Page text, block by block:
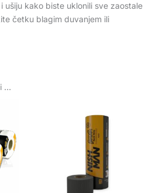
ušiju kako biste uklonili sve zaostale
četku blagim duvanjem ili
…